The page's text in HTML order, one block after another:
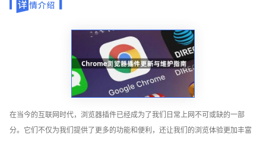
在当今的互联网时代，浏览器插件已经成为了我们日常上网不可或缺的一部
分。它们不仅为我们提供了更多的功能和便利，还让我们的浏览体验更加丰富